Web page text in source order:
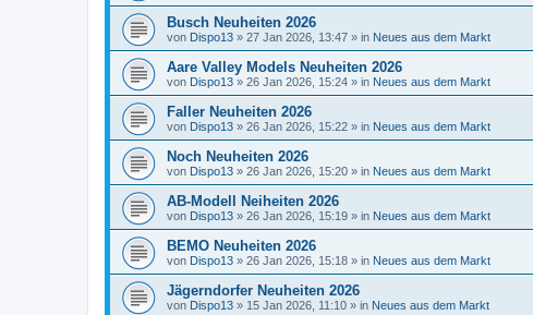
Busch Neuheiten 2026
von Dispo13 » 27 Jan 2026, 13:47 » in Neues aus dem Markt
Aare Valley Models Neuheiten 2026
von Dispo13 » 26 Jan 2026, 15:24 » in Neues aus dem Markt
Faller Neuheiten 2026
von Dispo13 » 26 Jan 2026, 15:22 » in Neues aus dem Markt
Noch Neuheiten 2026
von Dispo13 » 26 Jan 2026, 15:20 » in Neues aus dem Markt
AB-Modell Neiheiten 2026
von Dispo13 » 26 Jan 2026, 15:19 » in Neues aus dem Markt
BEMO Neuheiten 2026
von Dispo13 » 26 Jan 2026, 15:18 » in Neues aus dem Markt
Jägerndorfer Neuheiten 2026
von Dispo13 » 15 Jan 2026, 11:10 » in Neues aus dem Markt